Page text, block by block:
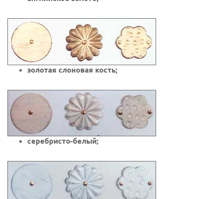
золотая слоновая кость;
серебристо-белый;